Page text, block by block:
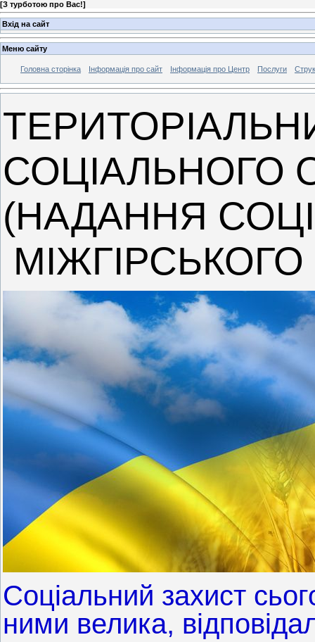
[З турботою про Вас!]
Вхід на сайт
Меню сайту
Головна сторінка Інформація про сайт Інформація про Центр Послуги
СОЦІАЛЬНОГО
(НАДАННЯ
Соціальний захист
ними велика,